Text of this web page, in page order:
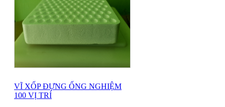
VĨ XỐP ĐỰNG ỐNG NGHIỆM
100 VỊ TRÍ